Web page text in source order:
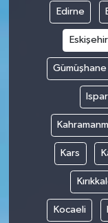
Edirne
Eskişehir
Gümüşhane
Kars
Kocaeli